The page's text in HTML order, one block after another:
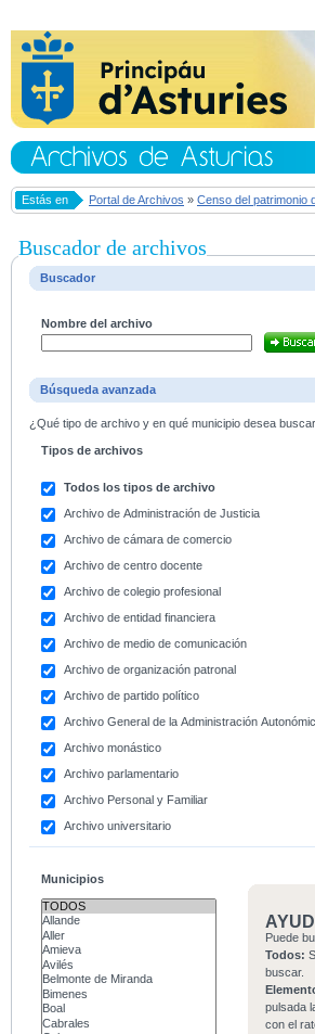
Estás en Portal de Archivos » Censo del patrimonio
Buscador de archivos
Buscador
Nombre del archivo
Búsqueda avanzada
¿Qué tipo de archivo y en qué municipio desea
Tipos de archivos
Todos los tipos de archivo
Archivo de Administración de Justicia
Archivo de cámara de comercio
Archivo de centro docente
Archivo de colegio profesional
Archivo de entidad financiera
Archivo de medio de comunicación
Archivo de organización patronal
Archivo de partido político
Archivo General de la Administración
Archivo monástico
Archivo parlamentario
Archivo Personal y Familiar
Archivo universitario
Municipios
Puede
Todos:
buscar.
pulsada
con el